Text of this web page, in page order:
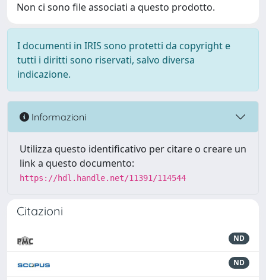
Non ci sono file associati a questo prodotto.
I documenti in IRIS sono protetti da copyright e
tutti i diritti sono riservati, salvo diversa
indicazione.
Informazioni
Utilizza questo identificativo per citare o creare un
link a questo documento:
https://hdl.handle.net/11391/114544
Citazioni
ND
ND